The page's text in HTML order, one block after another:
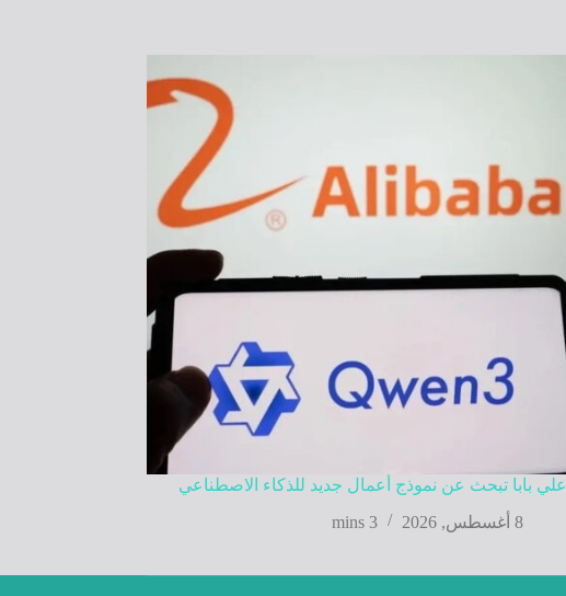
علي بابا تبحث عن نموذج أعمال جديد للذكاء الاصطناعي
8 أغسطس, 2026
3 mins